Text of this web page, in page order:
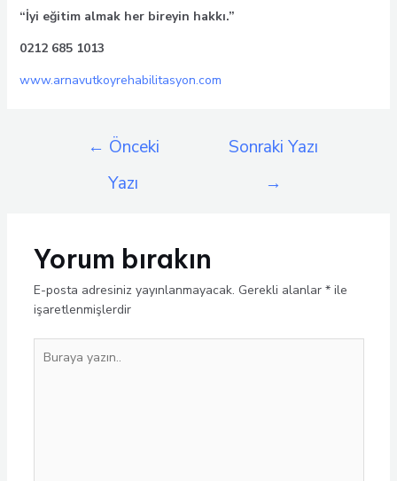
“İyi eğitim almak her bireyin hakkı.”
0212 685 1013
www.arnavutkoyrehabilitasyon.com
gezinmesi
← Önceki
Yazı
Sonraki Yazı
→
Yorum bırakın
E-posta adresiniz yayınlanmayacak. Gerekli alanlar *ile
işaretlenmişlerdir
yazın..